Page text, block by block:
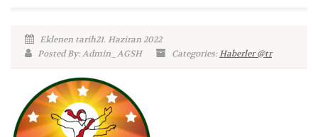
Eklenen tarih21. Haziran 2022
Posted By: Admin_AGSH
Categories:Haberler @tr